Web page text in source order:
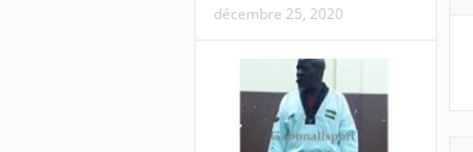
décembre 25, 2020